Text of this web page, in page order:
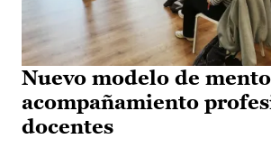
Nuevo modelo de
acompañamiento
docentes